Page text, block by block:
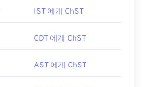
IST 에게 ChST
CDT 에게 ChST
AST 에게 ChST